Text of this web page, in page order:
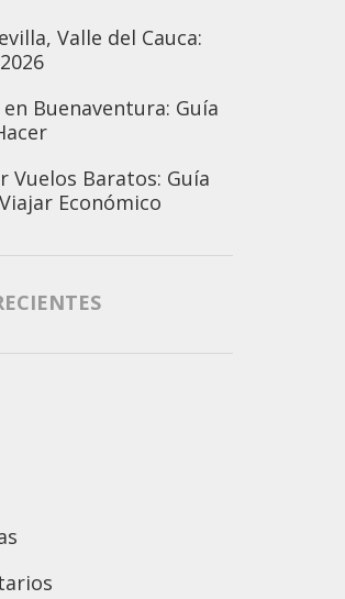
Valle del Cauca:
Buenaventura: Guía
Vuelos Baratos: Guía
Económico